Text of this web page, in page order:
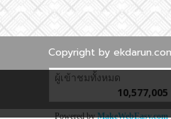
Copyright by
ผู้เข้าชมวันนี้
Powered byMakeWebEasy.com